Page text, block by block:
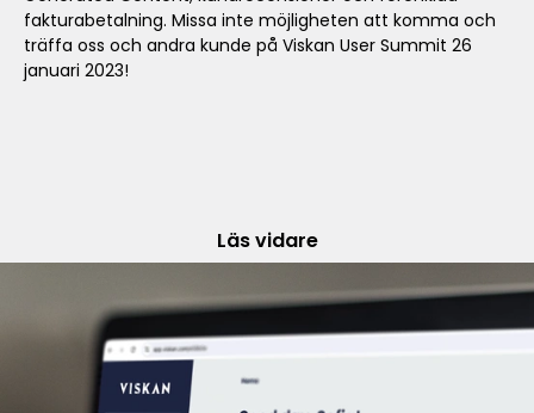
fakturabetalning. Missa inte möjligheten att komma och
träffa oss och andra kunde på Viskan User Summit 26
januari 2023!
Läs vidare